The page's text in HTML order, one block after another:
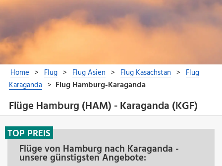
Flüge Hamburg (HAM) - Karaganda (KGF)
Flüge von Hamburg nach Karaganda -
unsere günstigsten Angebote:
TOP PREIS